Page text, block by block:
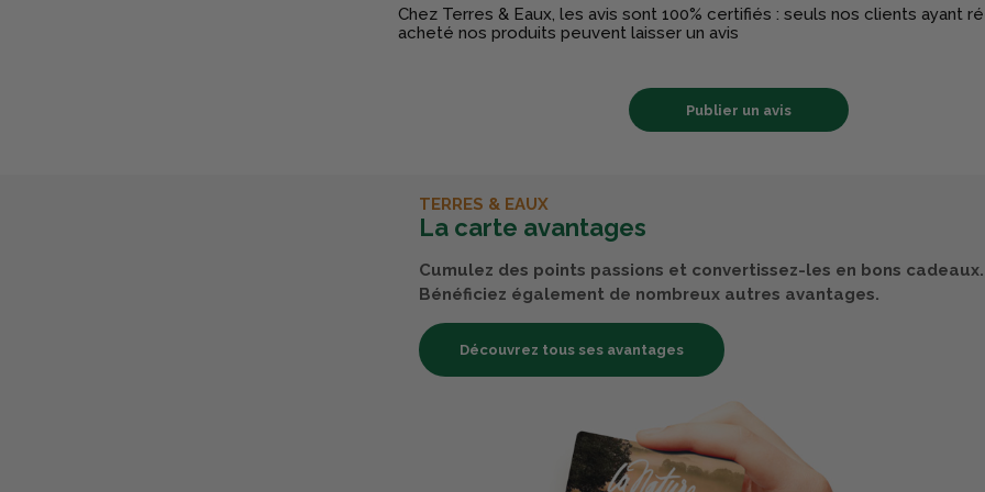
Chez Terres & Eaux, les avis sont 100% certifiés : seuls nos clients ayant
acheté nos produits peuvent laisser un avis
Publier un avis
TERRES & EAUX
La carte avantages
Cumulez des points passions et convertissez-les en bons cadeaux.
Bénéficiez également de nombreux autres avantages.
Découvrez tous ses avantages